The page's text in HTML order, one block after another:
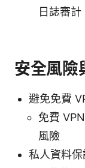
日誌審計
安全風險
避免免費
免費
風險
私人資料